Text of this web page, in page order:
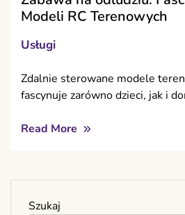
Modeli RC Terenowych
Usługi
Zdalnie sterowane modele
fascynuje zarówno dzieci, jak i
Read More
Szukaj